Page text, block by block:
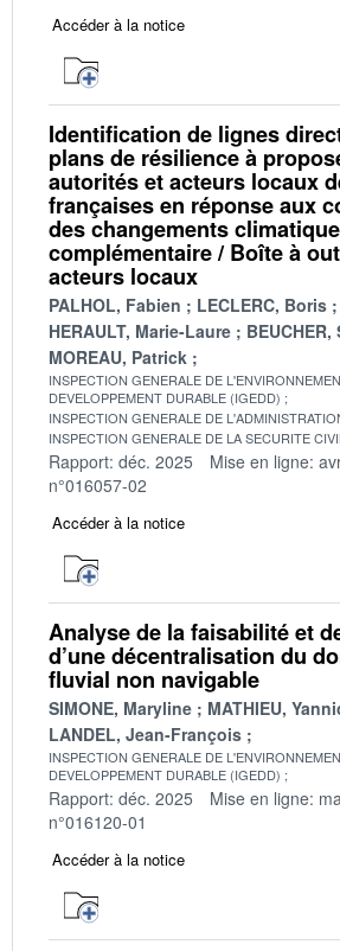
Accéder à la notice
Identification de lignes
plans de résilience à
autorités et acteurs locaux
françaises en réponse aux
des changements
complémentaire / Boîte à
acteurs locaux
PALHOL, Fabien
LECLERC, Boris
HERAULT, Marie-Laure
MOREAU, Patrick
INSPECTION GENERALE DE
DEVELOPPEMENT DURABLE (IGEDD)
INSPECTION GENERALE DE
INSPECTION GENERALE DE LA SECURITE
Rapport: déc. 2025 Mise en ligne:
n°016057-02
Accéder à la notice
Analyse de la faisabilité et
d’une décentralisation du
fluvial non navigable
SIMONE, Maryline
MATHIEU,
LANDEL, Jean-François
INSPECTION GENERALE DE
DEVELOPPEMENT DURABLE (IGEDD)
Rapport: déc. 2025 Mise en ligne:
n°016120-01
Accéder à la notice